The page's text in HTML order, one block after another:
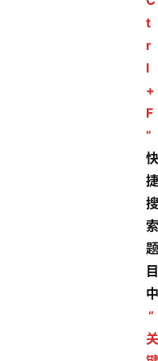
t
r
l
+
F
”
快
捷
搜
索
题
目
中
“
关